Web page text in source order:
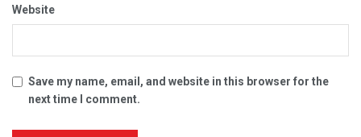
Website
Save my name, email, and website in this browser for the
next time I comment.